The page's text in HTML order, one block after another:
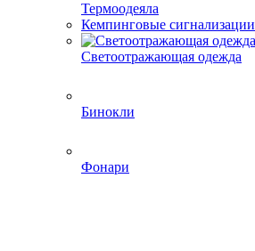
Термоодеяла
Кемпинговые сигнализации
Светоотражающая одежда
Бинокли
Фонари